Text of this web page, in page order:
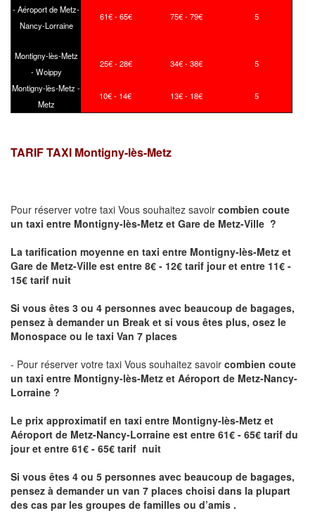
- Aéroport de Metz-
Nancy-Lorraine
61€ - 65€ 75€ - 79€ 5
Montigny-lès-Metz
- Woippy
25€ - 28€ 34€ - 38€ 5
Montigny-lès-Metz -
Metz
10€ - 14€ 13€ - 18€ 5
TARIF TAXI Montigny-lès-Metz
Pour réserver votre taxi Vous souhaitez savoir combien coute
un taxi entre Montigny-lès-Metz et Gare de Metz-Ville ?
La tarification moyenne en taxi entre Montigny-lès-Metz et
Gare de Metz-Ville est entre 8€ - 12€ tarif jour et entre 11€ -
15€ tarif nuit
Si vous êtes 3 ou 4 personnes avec beaucoup de bagages,
pensez à demander un Break et si vous êtes plus, osez le
Monospace ou le taxi Van 7 places
- Pour réserver votre taxi Vous souhaitez savoir combien coute
un taxi entre Montigny-lès-Metz et Aéroport de Metz-Nancy-
Lorraine ?
Le prix approximatif en taxi entre Montigny-lès-Metz et
Aéroport de Metz-Nancy-Lorraine est entre 61€ - 65€ tarif du
jour et entre 61€ - 65€ tarif nuit
Si vous êtes 4 ou 5 personnes avec beaucoup de bagages,
pensez à demander un van 7 places choisi dans la plupart
des cas par les groupes de familles ou d’amis .